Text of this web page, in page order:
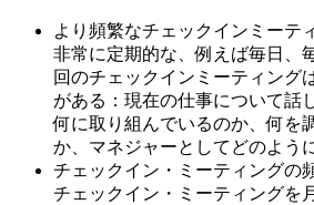
より頻繁なチェックインミーテ
非常に定期的な、例えば毎日、
回のチェックインミーティング
がある：現在の仕事について話
何に取り組んでいるのか、何を
か、マネジャーとしてどのよう
チェックイン・ミーティングの
チェックイン・ミーティングを